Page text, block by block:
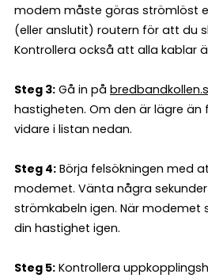
modem måste göras strömlöst
(eller anslutit) routern för att du
Kontrollera också att alla kablar
Steg 3: Gå in på
hastigheten. Om den är lägre
vidare i listan nedan.
Steg 4: Börja felsökningen med
modemet. Vänta några
strömkabeln igen. När
din hastighet igen.
Steg 5: Kontrollera